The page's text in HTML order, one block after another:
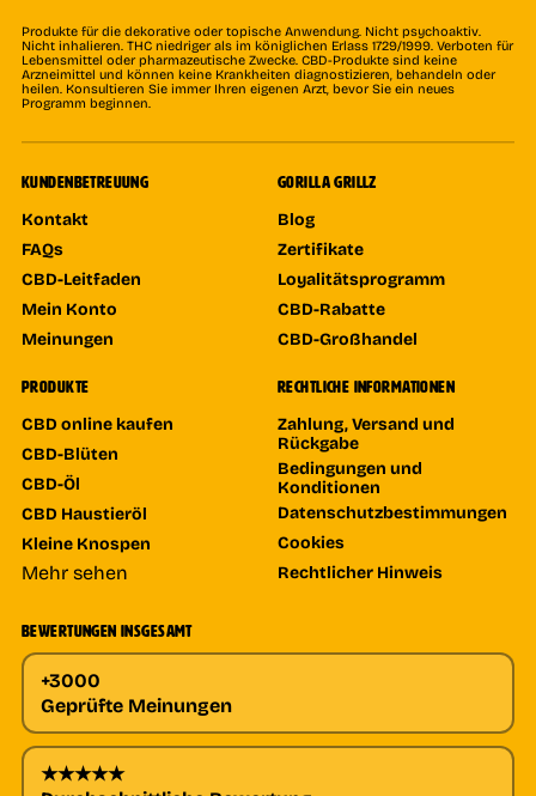
Produkte für die dekorative oder topische Anwendung. Nicht psychoaktiv.
Nicht inhalieren. THC niedriger als im königlichen Erlass 1729/1999. Verboten für
Lebensmittel oder pharmazeutische Zwecke. CBD-Produkte sind keine
Arzneimittel und können keine Krankheiten diagnostizieren, behandeln oder
heilen. Konsultieren Sie immer Ihren eigenen Arzt, bevor Sie ein neues
Programm beginnen.
KUNDENBETREUUNG
Kontakt
FAQs
CBD-Leitfaden
Mein Konto
Meinungen
GORILLA GRILLZ
Blog
Zertifikate
Loyalitätsprogramm
CBD-Rabatte
CBD-Großhandel
PRODUKTE
CBD online kaufen
CBD-Blüten
CBD-Öl
CBD Haustieröl
Kleine Knospen
Mehr sehen
RECHTLICHE INFORMATIONEN
Zahlung, Versand und
Rückgabe
Bedingungen und
Konditionen
Datenschutzbestimmungen
Cookies
Rechtlicher Hinweis
BEWERTUNGEN INSGESAMT
+3000
Geprüfte Meinungen
★★★★★